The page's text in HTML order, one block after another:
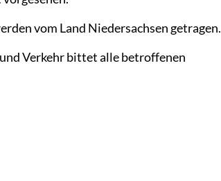
vom Land Niedersachsen getragen.
Verkehr bittet alle betroffenen